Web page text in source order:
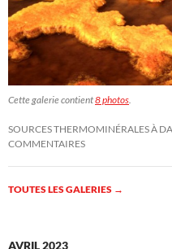
Cette galerie contient8 photos.
SOURCES THERMOMINÉRALES À
COMMENTAIRES
TOUTES LES GALERIES →
AVRIL 2023